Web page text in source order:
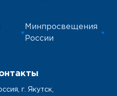
Минпросвещения
России
г. Якутск,